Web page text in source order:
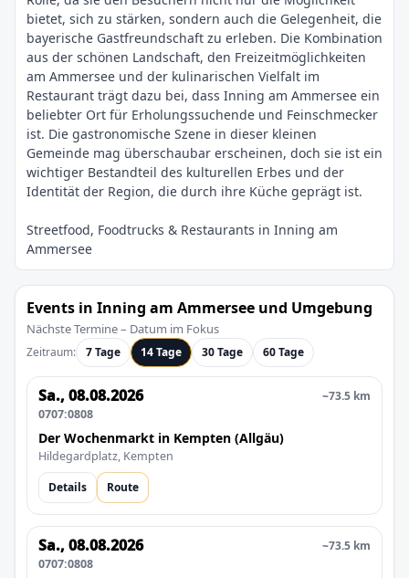
bietet, sich zu stärken, sondern auch die Gelegenheit, die
bayerische Gastfreundschaft zu erleben. Die Kombination
aus der schönen Landschaft, den Freizeitmöglichkeiten
am Ammersee und der kulinarischen Vielfalt im
Restaurant trägt dazu bei, dass Inning am Ammersee ein
beliebter Ort für Erholungssuchende und Feinschmecker
ist. Die gastronomische Szene in dieser kleinen
Gemeinde mag überschaubar erscheinen, doch sie ist ein
wichtiger Bestandteil des kulturellen Erbes und der
Streetfood, Foodtrucks & Restaurants in Inning am
Events in Inning am Ammersee und Umgebung
Nächste Termine – Datum im Fokus
Zeitraum: 7 Tage 14 Tage 30 Tage 60 Tage
Sa., 08.08.2026
0707:0808
~73.5 km
Der Wochenmarkt in Kempten (Allgäu)
Hildegardplatz, Kempten
Details
Route
Sa., 08.08.2026
0707:0808
~73.5 km